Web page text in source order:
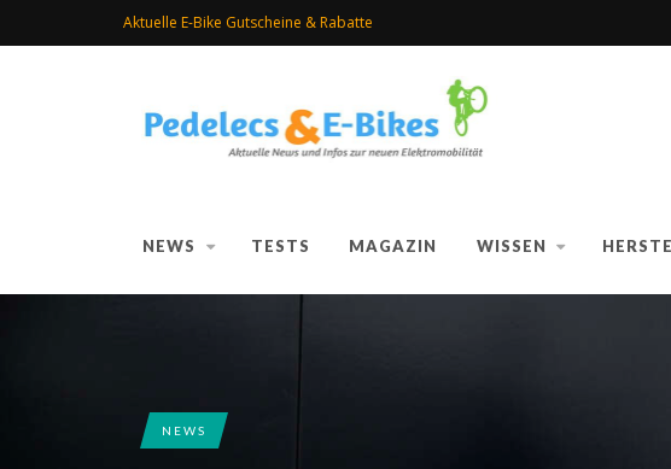
Aktuelle E-Bike Gutscheine & Rabatte
NEWS TESTS MAGAZIN WISSEN
NEWS